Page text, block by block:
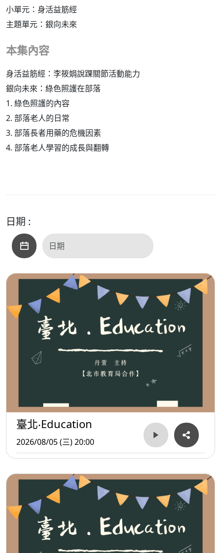
小單元：身活益筋經
主題單元：銀向未來
本集內容
身活益筋經：李筱娟說踝關節活動能力
銀向未來：綠色照護在部落
1. 綠色照護的內容
2. 部落老人的日常
3. 部落長者用藥的危機因素
4. 部落老人學習的成長與翻轉
日期 :
臺北‧Education
2026/08/05 (三) 20:00